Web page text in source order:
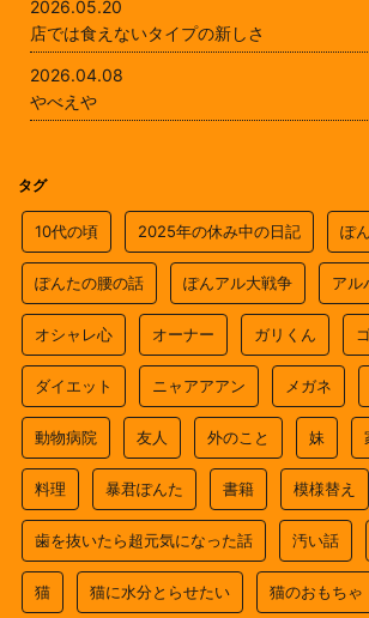
2026.05.20
店では食えないタイプの新しさ
2026.04.08
やべえや
タグ
10代の頃 2025年の休み中の日記 ぽ
ぽんたの腰の話 ぽんアル大戦争 アル
オシャレ心 オーナー ガリくん
ダイエット ニャアアアン メガネ
動物病院 友人 外のこと 妹
料理 暴君ぽんた 書籍 模様替え
歯を抜いたら超元気になった話 汚い話
猫 猫に水分とらせたい 猫のおもちゃ